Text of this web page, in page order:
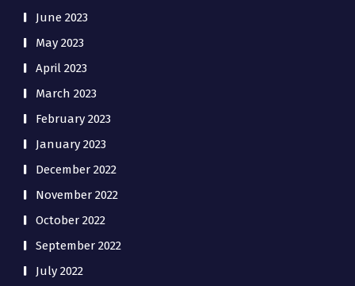
June 2023
May 2023
April 2023
March 2023
February 2023
January 2023
December 2022
November 2022
October 2022
September 2022
July 2022